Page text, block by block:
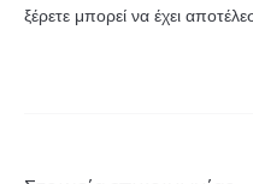
ξέρετε μπορεί να έχει